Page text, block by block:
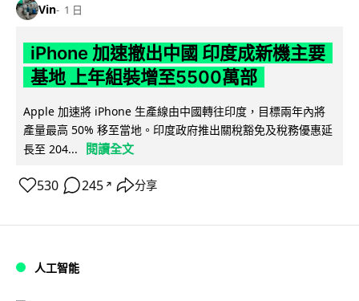
Vin 1 日
iPhone 加速撤出中國 印度成新機主要
基地 上年組裝增至5500萬部
Apple 加速將 iPhone 生產線由中國轉往印度，目標兩年內將
產量最高 50% 移至當地。印度政府推出關稅豁免及稅務優惠延
長至 204...
閱讀全文
530 245 ↗ 分享
人工智能